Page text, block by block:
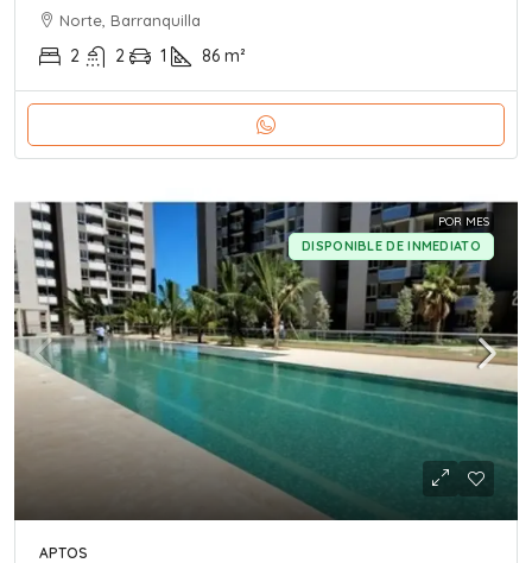
Norte, Barranquilla
2 2 1 86 m²
POR MES
DISPONIBLE DE INMEDIATO
APTOS